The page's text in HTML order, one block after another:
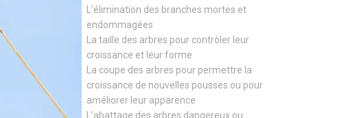
L’élimination des branches mortes et
endommagées
La taille des arbres pour contrôler leur
croissance et leur forme
La coupe des arbres pour permettre la
croissance de nouvelles pousses ou pour
améliorer leur apparence
L’abattage des arbres dangereux ou